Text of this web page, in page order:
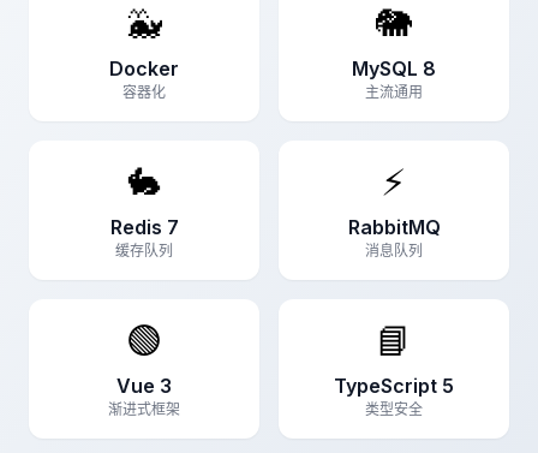
🐳
Docker
容器化
🐘
MySQL 8
主流通用
🐇
Redis 7
缓存队列
⚡
RabbitMQ
消息队列
🟢
Vue 3
渐进式框架
📘
TypeScript 5
类型安全